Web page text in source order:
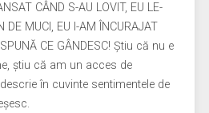
CÂND S-AU LOVIT, EU LE-
DE MUCI, EU I-AM ÎNCURAJAT
CE GÂNDESC! Ştiu că nu e
ştiu că am un acces de
în cuvinte sentimentele de